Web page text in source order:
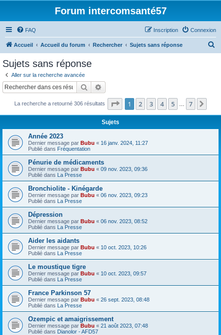
Forum intercomsanté57
FAQ Connexion
Inscription
Accueil Accueil du forum Rechercher Sujets sans réponse
c
Sujets sans réponse
Aller sur la recherche avancée
Rechercher
La recherche a retourné 306 résultats Page 1sur7
1 2 3 4 5 7
Sujets
Année 2023
Dernier message par Bubu « 16 janv. 2024, 11:27
Publié dans Fréquentation
Pénurie de médicaments
Dernier message par Bubu « 09 nov. 2023, 09:36
Publié dans La Presse
Bronchiolite - Kinégarde
Dernier message par Bubu « 06 nov. 2023, 09:23
Publié dans La Presse
Dépression
Dernier message par Bubu « 06 nov. 2023, 08:52
Publié dans La Presse
Aider les aidants
Dernier message par Bubu « 10 oct. 2023, 10:26
Publié dans La Presse
Le moustique tigre
Dernier message par Bubu « 10 oct. 2023, 09:57
Publié dans La Presse
France Parkinson 57
Dernier message par Bubu « 26 sept. 2023, 08:48
Publié dans La Presse
Ozempic et amaigrissement
Dernier message par Bubu « 21 août 2023, 07:48
Publié dans Dianolor - AFD57